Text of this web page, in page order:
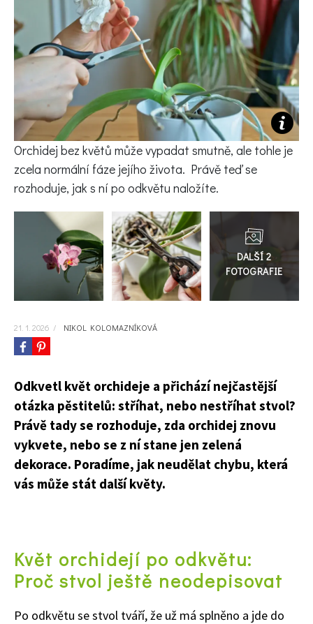
KVÍZY A TESTY
Orchidej bez květů může vypadat smutně, ale tohle je
zcela normální fáze jejího života. Právě teď se
rozhoduje, jak s ní po odkvětu naložíte.
do
galerie
21. 1. 2026 / NIKOL KOLOMAZNÍKOVÁ
Odkvetl květ orchideje a přichází nejčastější
otázka pěstitelů: stříhat, nebo nestříhat stvol?
Právě tady se rozhoduje, zda orchidej znovu
vykvete, nebo se z ní stane jen zelená
dekorace. Poradíme, jak neudělat chybu, která
vás může stát další květy.
Květ orchidejí po odkvětu:
Proč stvol ještě neodepisovat
Po odkvětu se stvol tváří, že už má splněno a jde do